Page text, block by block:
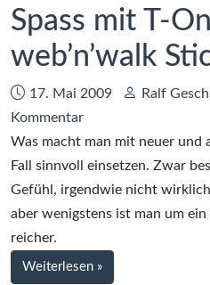
Spass mit T-
web’n’walk
Datum:
17. Mai 2009 Autor:
Ralf
Kommentarzu
Spass
mit
T-
Online
Stick
Was macht man mit neuer und
Fall sinnvoll einsetzen. Zwar
Gefühl, irgendwie nicht
aber wenigstens ist man um
reicher.
Weiterlesen bei
»